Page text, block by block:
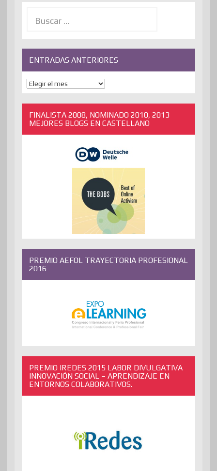
ENTRADAS ANTERIORES
ENTRADAS
ANTERIORES
FINALISTA 2008, NOMINADO 2010, 2013
MEJORES BLOGS EN CASTELLANO
PREMIO AEFOL TRAYECTORIA PROFESIONAL
2016
PREMIO IREDES 2015 LABOR DIVULGATIVA
INNOVACIÓN SOCIAL – APRENDIZAJE EN
ENTORNOS COLABORATIVOS.